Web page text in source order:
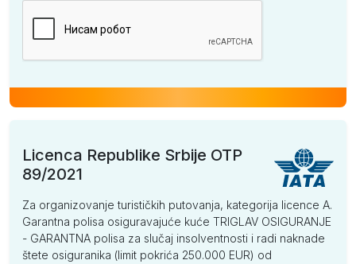
Licenca Republike Srbije OTP
89/2021
Za organizovanje turističkih putovanja, kategorija licence A.
Garantna polisa osiguravajuće kuće TRIGLAV OSIGURANJE
- GARANTNA polisa za slučaj insolventnosti i radi naknade
štete osiguranika (limit pokrića 250.000 EUR) od